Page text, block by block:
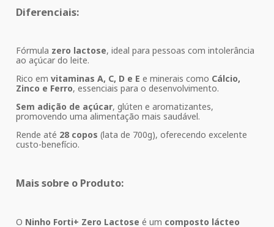
Diferenciais:
Fórmula zero lactose, ideal para pessoas com intolerância
ao açúcar do leite.
Rico em vitaminas A, C, D e E e minerais como Cálcio,
Zinco e Ferro, essenciais para o desenvolvimento.
Sem adição de açúcar, glúten e aromatizantes,
promovendo uma alimentação mais saudável.
Rende até 28 copos (lata de 700g), oferecendo excelente
custo-benefício.
Mais sobre o Produto:
O Ninho Forti+ Zero Lactose é um composto lácteo